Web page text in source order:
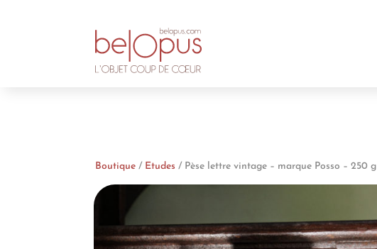
Boutique / Etudes / Pèse lettre vintage – marque Posso – 250 g